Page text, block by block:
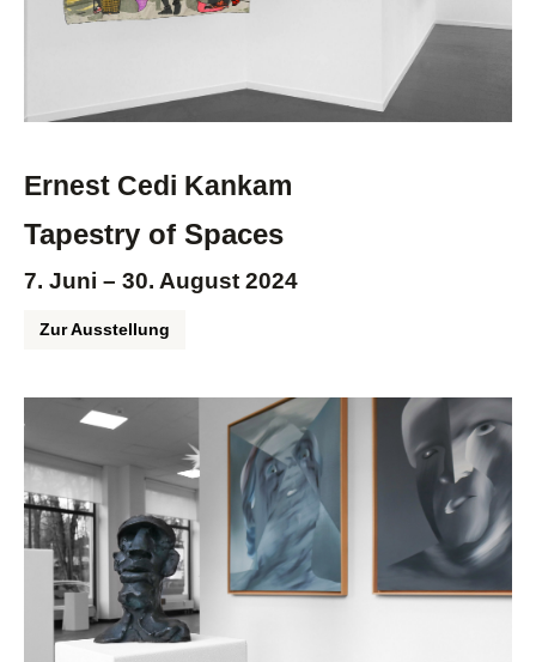
Ernest Cedi Kankam
Tapestry of Spaces
7. Juni – 30. August 2024
Zur Ausstellung